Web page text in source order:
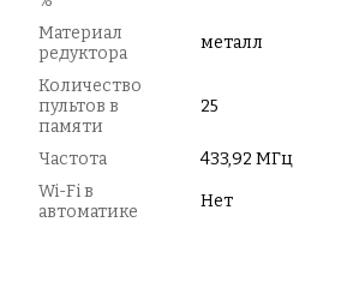
Материал
редуктора
металл
Количество
пультов в
памяти
25
Частота
433,92 МГц
Wi-Fi в
автоматике
Нет